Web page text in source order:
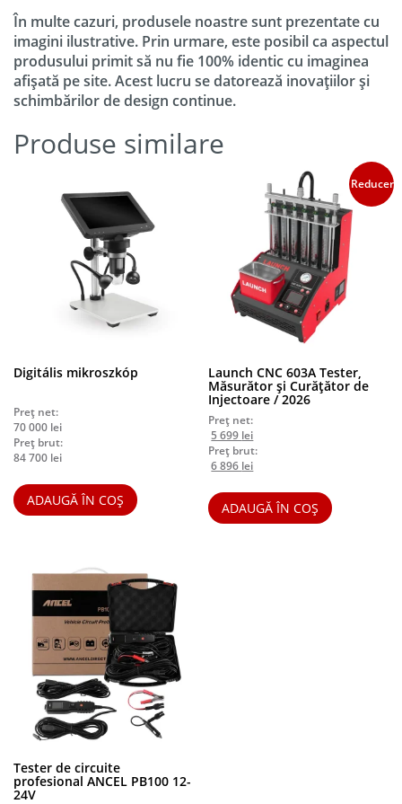
În multe cazuri, produsele noastre sunt prezentate cu
imagini ilustrative. Prin urmare, este posibil ca aspectul
produsului primit să nu fie 100% identic cu imaginea
afișată pe site. Acest lucru se datorează inovațiilor și
schimbărilor de design continue.
Produse similare
Digitális mikroszkóp
Preț net:
70 000 lei
Preț brut:
84 700 lei
ADAUGĂ ÎN COȘ
Reduceri!
Launch CNC 603A Tester,
Măsurător și Curățător de
Injectoare / 2026
Preț net:
Prețul
inițial
a
5
999 lei.
5 699 leiPrețul
curent
este:
699 lei.
Preț brut:
Prețul
a
fost:
7
6 896 leiPrețul
este:
6
896 lei.
ADAUGĂ ÎN COȘ
Tester de circuite
profesional ANCEL PB100 12-
24V